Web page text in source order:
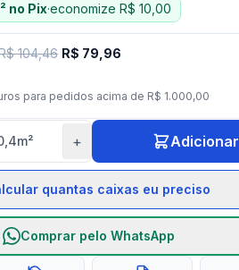
no Pix·economize R$ 10,00
104,46 R$ 79,96
para pedidos acima de R$ 1.000,00
m² + Adicionar
quantas caixas eu preciso
Comprar pelo WhatsApp